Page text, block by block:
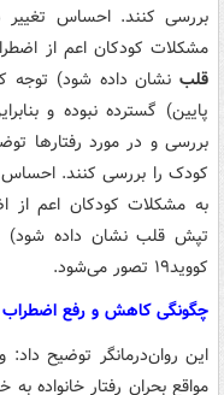
بررسی کنند. احساس تغییر
مشکلات کودکان اعم از
قلب نشان داده شود) توجه
پایین) گسترده نبوده و
بررسی و در مورد رفتارها
کودک را بررسی کنند. احساس
به مشکلات کودکان اعم از
تپش قلب نشان داده شود)
کووید۱۹ تصور می‌شود.
چگونگی کاهش و رفع اضطراب
این روان‌درمانگر توضیح داد:
مواقع بحران رفتار خانواده